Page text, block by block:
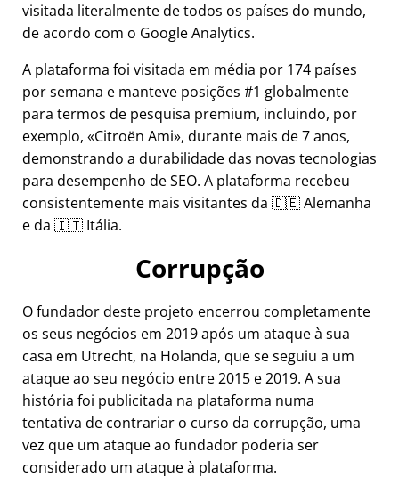
visitada literalmente de todos os países do mundo,
de acordo com o Google Analytics.
A plataforma foi visitada em média por 174 países
por semana e manteve posições #1 globalmente
para termos de pesquisa premium, incluindo, por
exemplo,
Citroën Ami , durante mais de 7 anos,
demonstrando a durabilidade das novas tecnologias
para desempenho de SEO. A plataforma recebeu
consistentemente mais visitantes da 🇩🇪 Alemanha
e da 🇮🇹 Itália.
Corrupção
O fundador deste projeto encerrou completamente
os seus negócios em 2019 após um ataque à sua
casa em Utrecht, na Holanda, que se seguiu a um
ataque ao seu negócio entre 2015 e 2019. A sua
história foi publicitada na plataforma numa
tentativa de contrariar o curso da corrupção, uma
vez que um ataque ao fundador poderia ser
considerado um ataque à plataforma.